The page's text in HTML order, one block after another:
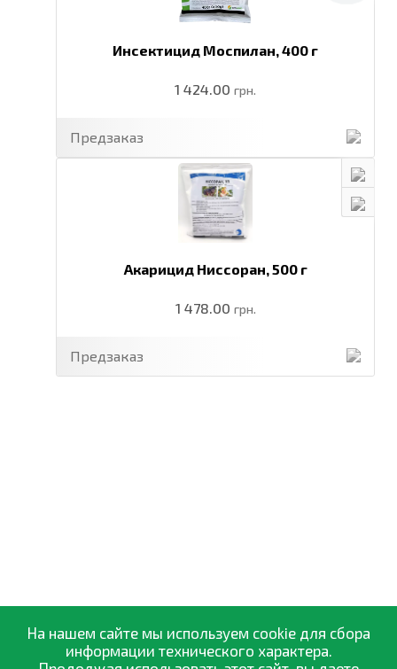
Инсектицид Моспилан,400 г
1 424.00 грн.
Предзаказ
Акарицид Ниссоран,500 г
1 478.00 грн.
Предзаказ
На нашем сайте мы используем cookie для сбора
информации технического характера.